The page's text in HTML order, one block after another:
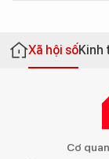
Xã hội sốKinh
Cơ